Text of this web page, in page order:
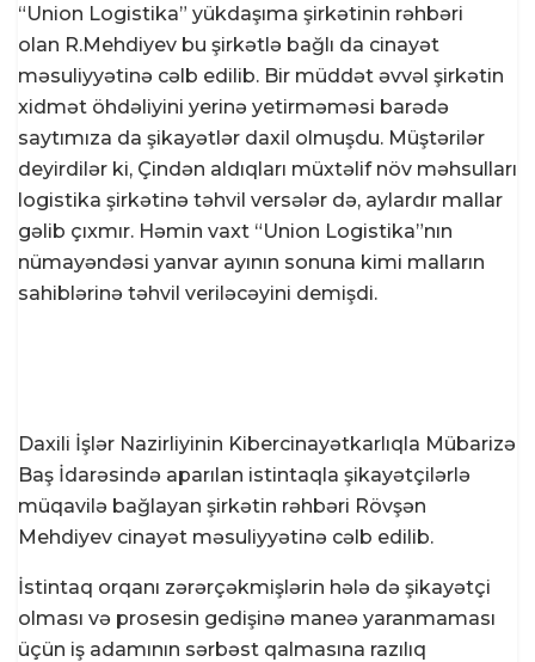
“Union Logistika” yükdaşıma şirkətinin rəhbəri
olan R.Mehdiyev bu şirkətlə bağlı da cinayət
məsuliyyətinə cəlb edilib. Bir müddət əvvəl şirkətin
xidmət öhdəliyini yerinə yetirməməsi barədə
saytımıza da şikayətlər daxil olmuşdu. Müştərilər
deyirdilər ki, Çindən aldıqları müxtəlif növ məhsulları
logistika şirkətinə təhvil versələr də, aylardır mallar
gəlib çıxmır. Həmin vaxt “Union Logistika”nın
nümayəndəsi yanvar ayının sonuna kimi malların
sahiblərinə təhvil veriləcəyini demişdi.
Daxili İşlər Nazirliyinin Kibercinayətkarlıqla Mübarizə
Baş İdarəsində aparılan istintaqla şikayətçilərlə
müqavilə bağlayan şirkətin rəhbəri Rövşən
Mehdiyev cinayət məsuliyyətinə cəlb edilib.
İstintaq orqanı zərərçəkmişlərin hələ də şikayətçi
olması və prosesin gedişinə maneə yaranmaması
üçün iş adamının sərbəst qalmasına razılıq